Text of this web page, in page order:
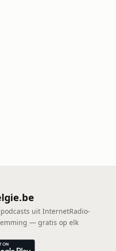
uit InternetRadio-
— gratis op elk